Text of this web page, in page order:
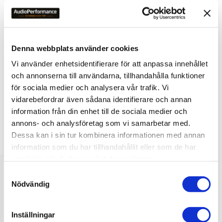
Denna webbplats använder cookies
Vi använder enhetsidentifierare för att anpassa innehållet
och annonserna till användarna, tillhandahålla funktioner
för sociala medier och analysera vår trafik. Vi
vidarebefordrar även sådana identifierare och annan
information från din enhet till de sociala medier och
annons- och analysföretag som vi samarbetar med.
Dessa kan i sin tur kombinera informationen med annan
information som du har tillhandahållit eller som de har
Nödvändig
Inställningar
Bli den första att lämna ett omdöme.
LIKNANDE PRODUKTER